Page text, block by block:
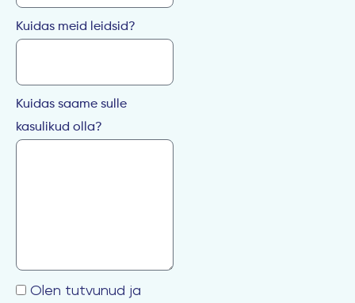
Kuidas meid leidsid?
Kuidas saame sulle
kasulikud olla?
Olen tutvunud ja